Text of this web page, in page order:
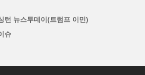
턴 뉴스투데이(트럼프 이민)
슈